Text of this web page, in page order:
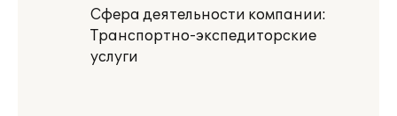
Сфера деятельности компании:
Транспортно-экспедиторские
услуги